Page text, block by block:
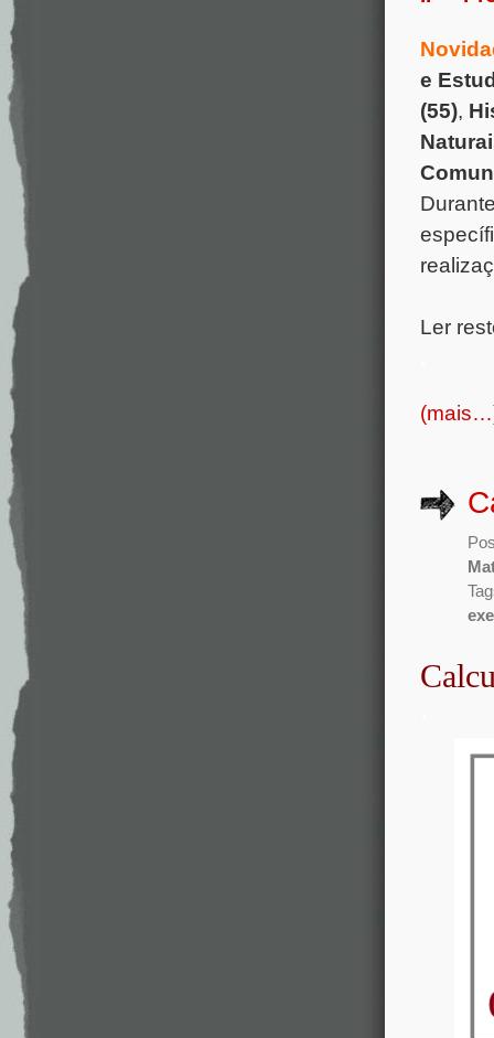
e
(55),
Ler